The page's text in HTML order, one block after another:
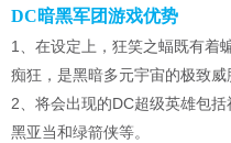
DC暗黑军团游戏优势
1、在设定上，狂笑之蝠既有着
痴狂，是黑暗多元宇宙的极致威
2、将会出现的DC超级英雄包括
黑亚当和绿箭侠等。